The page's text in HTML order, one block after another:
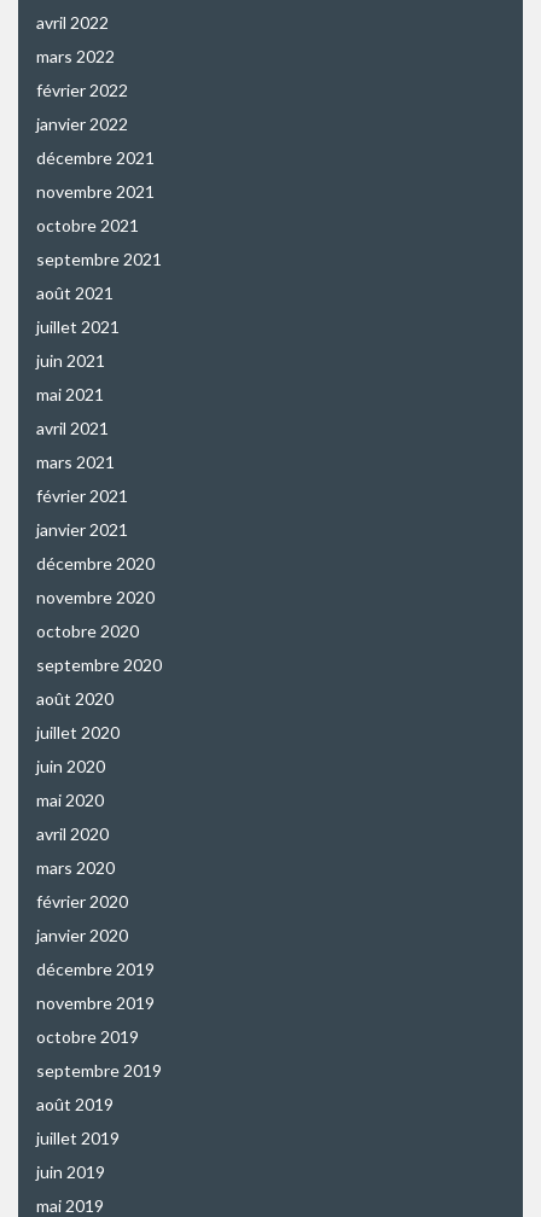
avril 2022
mars 2022
février 2022
janvier 2022
décembre 2021
novembre 2021
octobre 2021
septembre 2021
août 2021
juillet 2021
juin 2021
mai 2021
avril 2021
mars 2021
février 2021
janvier 2021
décembre 2020
novembre 2020
octobre 2020
septembre 2020
août 2020
juillet 2020
juin 2020
mai 2020
avril 2020
mars 2020
février 2020
janvier 2020
décembre 2019
novembre 2019
octobre 2019
septembre 2019
août 2019
juillet 2019
juin 2019
mai 2019